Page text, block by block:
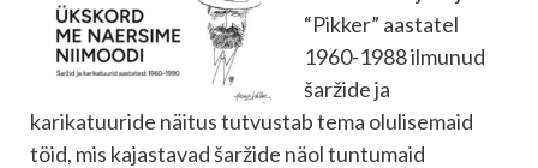
“Pikker” aastatel
1960-1988 ilmunud
šaržide ja
karikatuuride näitus tutvustab tema olulisemaid
töid, mis kajastavad šaržide näol tuntumaid